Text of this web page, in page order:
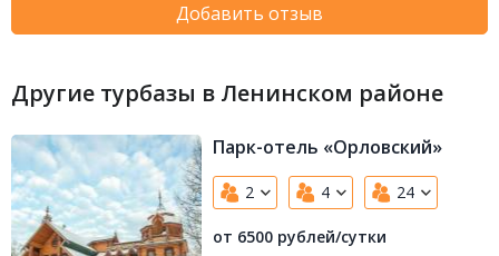
Добавить отзыв
Другие турбазы в Ленинском районе
Парк-отель «Орловский»
2 4 24
от 6500 рублей/сутки